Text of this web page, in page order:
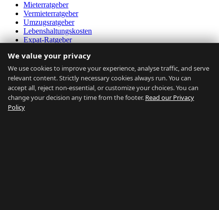
Mieterratgeber
Vermieterratgeber
Umzugsratgeber
Lebenshaltungskosten
Expat-Ratgeber
Erschwinglichkeitsrechner
Marktdaten
Über uns
Über uns
Kontakt
We value your privacy
We use cookies to improve your experience, analyse traffic, and serve
relevant content. Strictly necessary cookies always run. You can
accept all, reject non-essential, or customize your choices. You can
change your decision any time from the footer. Read our Privacy
Policy